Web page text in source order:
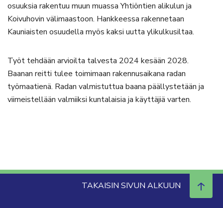
osuuksia rakentuu muun muassa Yhtiöntien alikulun ja
Koivuhovin välimaastoon. Hankkeessa rakennetaan
Kauniaisten osuudella myös kaksi uutta ylikulkusiltaa.
Työt tehdään arvioilta talvesta 2024 kesään 2028.
Baanan reitti tulee toimimaan rakennusaikana radan
työmaatienä. Radan valmistuttua baana päällystetään ja
viimeistellään valmiiksi kuntalaisia ja käyttäjiä varten.
TAKAISIN SIVUN ALKUUN